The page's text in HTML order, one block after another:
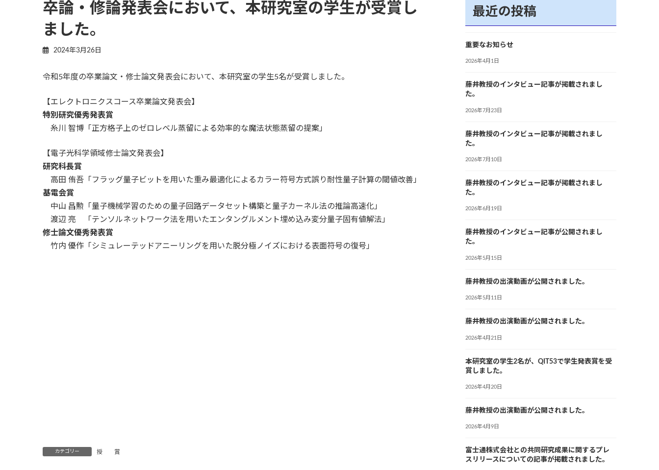
卒論・修論発表会において、本研究室の学生が受賞し
ました。
2024年3月26日
令和5年度の卒業論文・修士論文発表会において、本研究室の学生5名が受賞しました。
【エレクトロニクスコース卒業論文発表会】
特別研究優秀発表賞
糸川 智博「正方格子上のゼロレベル蒸留による効率的な魔法状態蒸留の提案」
【電子光科学領域修士論文発表会】
研究科長賞
高田 侑吾「フラッグ量子ビットを用いた重み最適化によるカラー符号方式誤り耐性量子計算の閾値改善」
基電会賞
中山 昌勲「量子機械学習のための量子回路データセット構築と量子カーネル法の推論高速化」
渡辺 亮 「テンソルネットワーク法を用いたエンタングルメント埋め込み変分量子固有値解法」
修士論文優秀発表賞
竹内 優作「シミュレーテッドアニーリングを用いた脱分極ノイズにおける表面符号の復号」
カテゴリー 授 賞
最近の投稿
重要なお知らせ
2026年4月1日
藤井教授のインタビュー記事が掲載されまし
た。
2026年7月23日
藤井教授のインタビュー記事が掲載されまし
た。
2026年7月10日
藤井教授のインタビュー記事が掲載されまし
た。
2026年6月19日
藤井教授のインタビュー記事が公開されまし
た。
2026年5月15日
藤井教授の出演動画が公開されました。
2026年5月11日
藤井教授の出演動画が公開されました。
2026年4月21日
本研究室の学生2名が、QIT53で学生発表賞を受
賞しました。
2026年4月20日
藤井教授の出演動画が公開されました。
2026年4月9日
富士通株式会社との共同研究成果に関するプレ
スリリースについての記事が掲載されました。